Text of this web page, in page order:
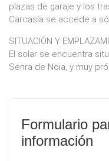
plazas de garaje y los
Carcasía se accede a
SITUACIÓN Y
El solar se encuentra
Senra de Noia, y muy
Formulario
información